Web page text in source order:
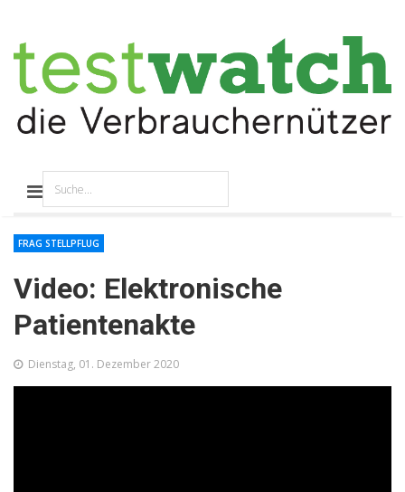
Video: Elektronische
Patientenakte
FRAG STELLPFLUG
Dienstag, 01. Dezember 2020